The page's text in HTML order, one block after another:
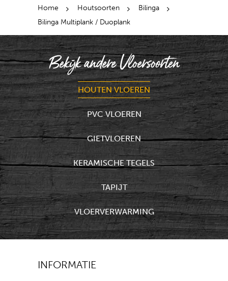
Home Houtsoorten
Bilinga
Bilinga Multiplank / Duoplank
Bekijk andere Vloersoorten
HOUTEN VLOEREN
PVC VLOEREN
GIETVLOEREN
KERAMISCHE TEGELS
TAPIJT
VLOERVERWARMING
INFORMATIE